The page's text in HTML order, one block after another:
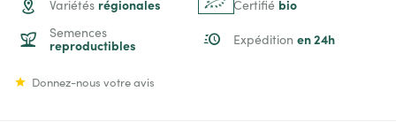
Variétés régionales Certifié bio
Semences
reproductibles Expédition en 24h
Donnez-nous votre avis